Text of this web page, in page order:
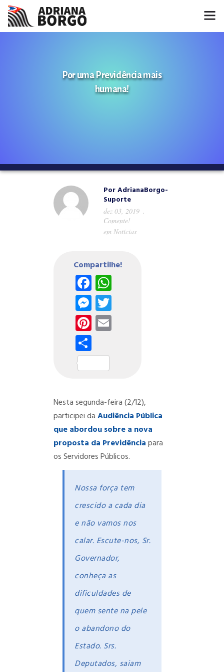
Por uma Previdência mais
humana!
PorAdrianaBorgo-
Suporte
dez 03, 2019
Comente!
em Notícias
Compartilhe!
Facebook
WhatsApp
Messenger
Twitter
Pinterest
Email
Share
Nesta segunda-feira (2/12),
participei daAudiência Pública
que abordou sobre a nova
proposta da Previdênciapara
os Servidores Públicos.
Nossa força tem
crescido a cada dia
e não vamos nos
calar. Escute-nos, Sr.
Governador,
conheça as
dificuldades de
quem sente na pele
o abandono do
Estado. Srs.
Deputados, saiam